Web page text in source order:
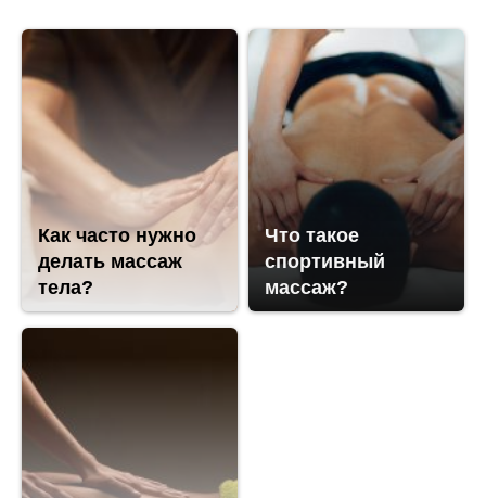
Как часто нужно
делать массаж
тела?
Что такое
спортивный
массаж?